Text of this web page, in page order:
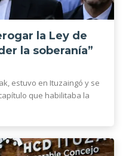
la Ley de
la soberanía”
estuvo en Ituzaingó y se
que habilitaba la